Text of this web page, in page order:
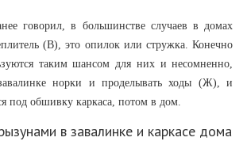
говорил, в большинстве случаев в домах
(В), это опилок или стружка. Конечно
таким шансом для них и несомненно,
норки и проделывать ходы (Ж), и
под обшивку каркаса, потом в дом.
в завалинке и каркасе дома